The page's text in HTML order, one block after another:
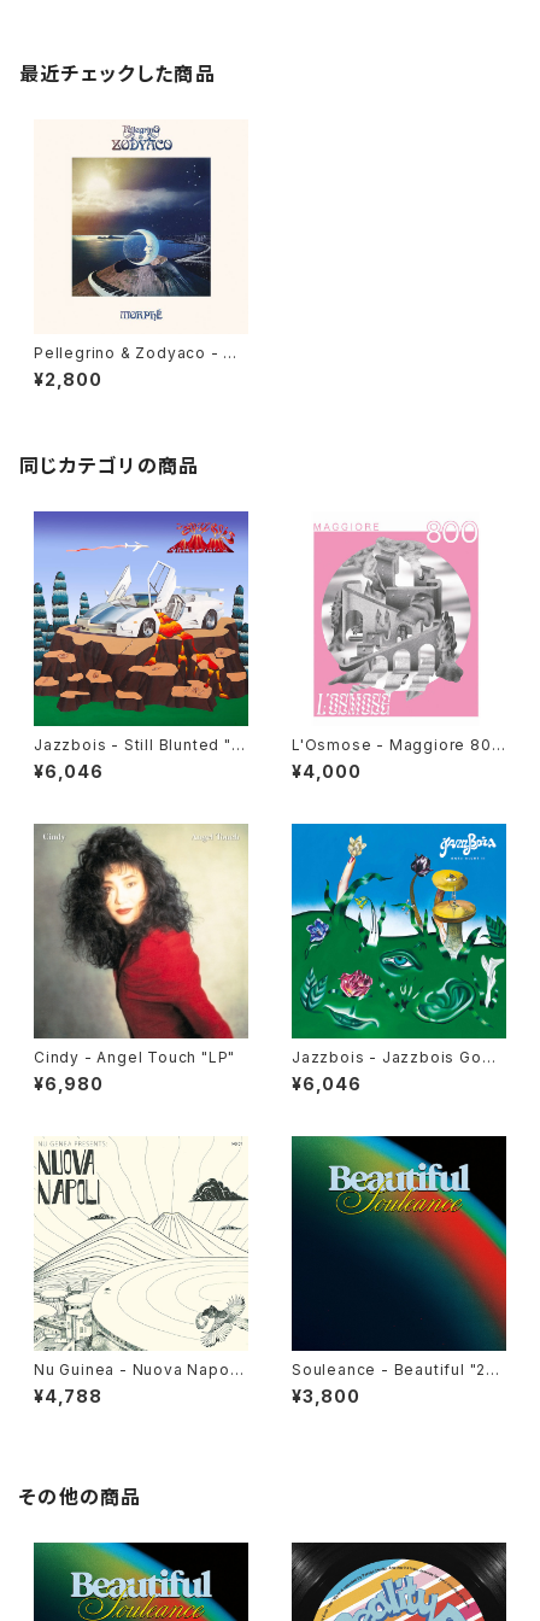
最近チェックした商品
Pellegrino & Zodyaco - Mo
rphe "LP"
¥2,800
同じカテゴリの商品
Jazzbois - Still Blunted "L
P"
¥6,046
L'Osmose - Maggiore 800
"LP"
¥4,000
Cindy - Angel Touch "LP"
¥6,980
Jazzbois - Jazzbois Goes
Blunt II "LP"
¥6,046
Nu Guinea - Nuova Napoli
"LP"
¥4,788
Souleance - Beautiful "2L
P"
¥3,800
その他の商品